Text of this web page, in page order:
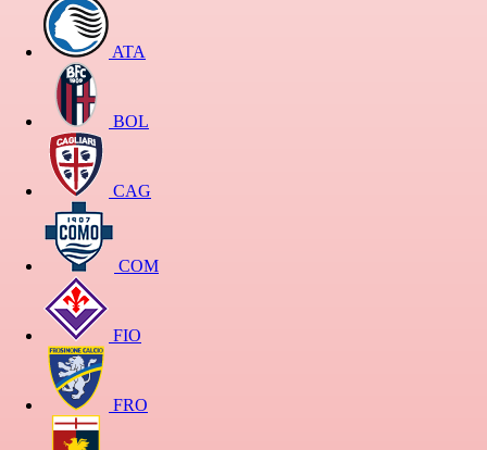
ATA
BOL
CAG
COM
FIO
FRO